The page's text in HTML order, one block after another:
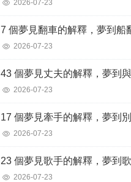
2026-07-23
2026-07-23
2026-07-23
2026-07-23
2026-07-23